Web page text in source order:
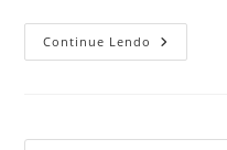
Continue Lendo Marechal
Rondon